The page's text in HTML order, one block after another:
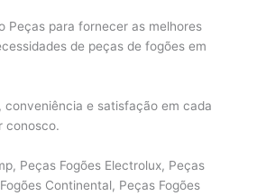
Peças para fornecer as melhores
de peças de fogões em
conveniência e satisfação em cada
conosco.
Peças Fogões Electrolux, Peças
Continental, Peças Fogões